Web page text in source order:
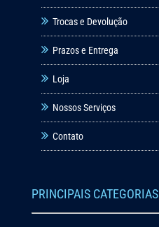
Trocas e Devolução
Prazos e Entrega
Loja
Nossos Serviços
Contato
PRINCIPAIS CATEGORIAS